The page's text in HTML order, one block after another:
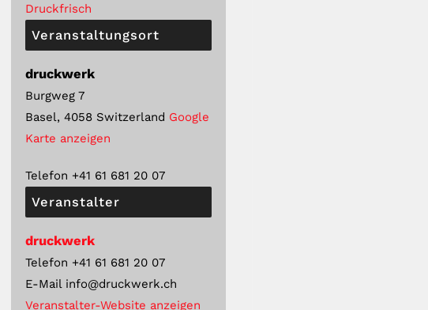
Druckfrisch
Veranstaltungsort
druckwerk
Burgweg 7
Basel, 4058 Switzerland Google
Karte anzeigen
Telefon +41 61 681 20 07
Veranstalter
druckwerk
Telefon +41 61 681 20 07
E-Mail info@druckwerk.ch
Veranstalter-Website anzeigen